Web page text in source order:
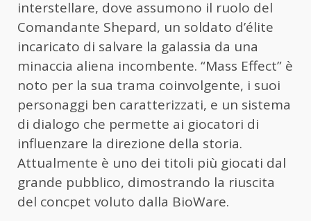
interstellare, dove assumono il ruolo del
Comandante Shepard, un soldato d’élite
incaricato di salvare la galassia da una
minaccia aliena incombente. “Mass Effect” è
noto per la sua trama coinvolgente, i suoi
personaggi ben caratterizzati, e un sistema
di dialogo che permette ai giocatori di
influenzare la direzione della storia.
Attualmente è uno dei titoli più giocati dal
grande pubblico, dimostrando la riuscita
del concpet voluto dalla BioWare.